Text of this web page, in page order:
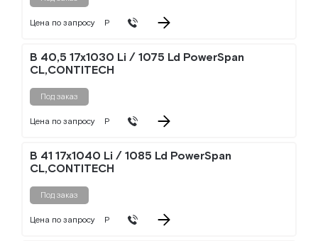
Цена по запросу Р
B 40,5 17x1030 Li / 1075 Ld PowerSpan
CL,CONTITECH
Под заказ
Цена по запросу Р
B 41 17x1040 Li / 1085 Ld PowerSpan
CL,CONTITECH
Под заказ
Цена по запросу Р